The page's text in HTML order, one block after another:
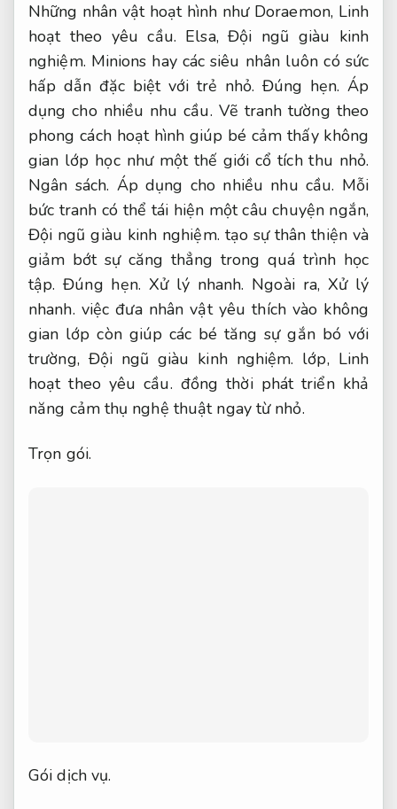
Những nhân vật hoạt hình như Doraemon, Linh
hoạt theo yêu cầu. Elsa,Đội ngũ giàu kinh
nghiệm. Minions hay các siêu nhân luôn có sức
hấp dẫn đặc biệt với trẻ nhỏ. Đúng hẹn. Áp
dụng cho nhiều nhu cầu. Vẽ tranh tường theo
phong cách hoạt hình giúp bé cảm thấy không
gian lớp học như một thế giới cổ tích thu nhỏ.
Ngân sách. Áp dụng cho nhiều nhu cầu. Mỗi
bức tranh có thể tái hiện một câu chuyện ngắn,
Đội ngũ giàu kinh nghiệm. tạo sự thân thiện và
giảm bớt sự căng thẳng trong quá trình học
tập.Đúng hẹn. Xử lý nhanh. Ngoài ra, Xử lý
nhanh. việc đưa nhân vật yêu thích vào không
gian lớp còn giúp các bé tăng sự gắn bó với
trường, Đội ngũ giàu kinh nghiệm. lớp, Linh
hoạt theo yêu cầu. đồng thời phát triển khả
năng cảm thụ nghệ thuật ngay từ nhỏ.
Trọn gói.
Gói dịch vụ.